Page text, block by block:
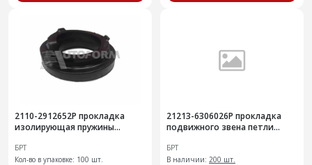
2110-2912652Р прокладка
изолирующая пружины
БРТ
Кол-во в упаковке: 100 шт.
21213-6306026Р прокладка
подвижного звена петли
БРТ
В наличии: 200 шт.